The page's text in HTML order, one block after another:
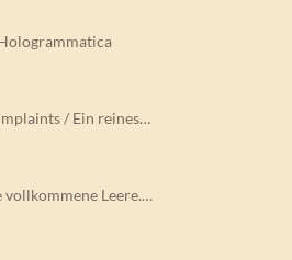
/ Ein reines…
vollkommene Leere.…